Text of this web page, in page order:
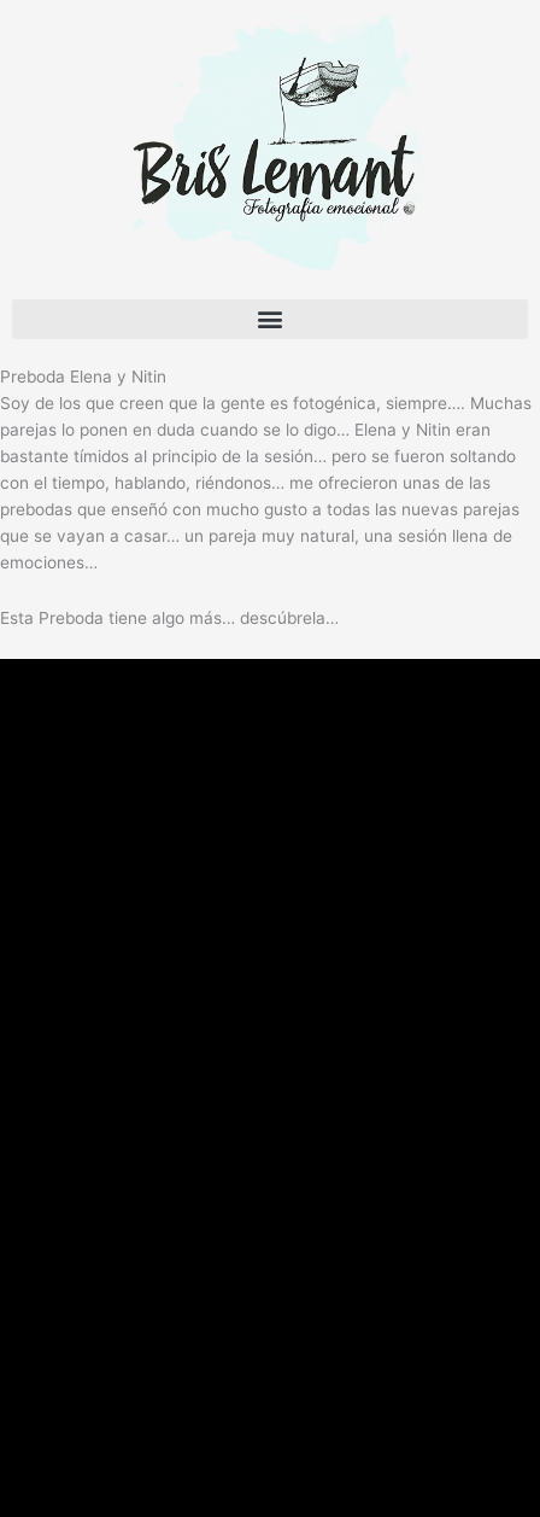
Preboda Elena y Nitin
Soy de los que creen que la gente es fotogénica, siempre…. Muchas
parejas lo ponen en duda cuando se lo digo… Elena y Nitin eran
bastante tímidos al principio de la sesión… pero se fueron soltando
con el tiempo, hablando, riéndonos… me ofrecieron unas de las
prebodas que enseñó con mucho gusto a todas las nuevas parejas
que se vayan a casar… un pareja muy natural, una sesión llena de
emociones…
Esta Preboda tiene algo más… descúbrela…